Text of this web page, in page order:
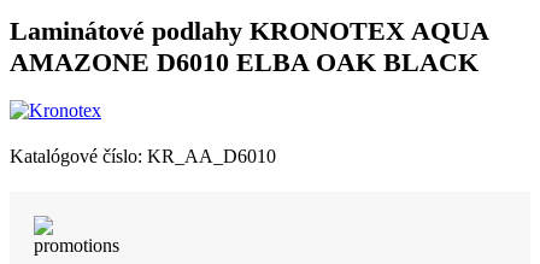
Laminátové podlahy KRONOTEX AQUA
AMAZONE D6010 ELBA OAK BLACK
Katalógové číslo: KR_AA_D6010